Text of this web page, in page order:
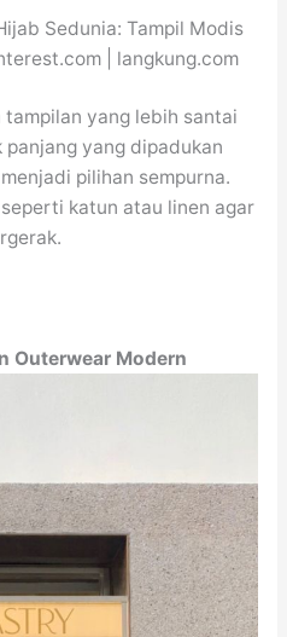
Sedunia: Tampil Modis
| langkung.com
yang lebih santai
yang dipadukan
pilihan sempurna.
katun atau linen agar
Outerwear Modern